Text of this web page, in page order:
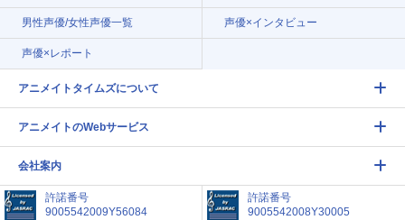
男性声優/女性声優一覧 声優×インタビュー
声優×レポート
アニメイトタイムズについて
アニメイトのWebサービス
会社案内
許諾番号
9005542009Y56084
許諾番号
9005542008Y30005